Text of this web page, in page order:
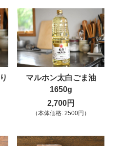
マルホン太白ごま油
1650g
2,700円
（本体価格: 2500円）